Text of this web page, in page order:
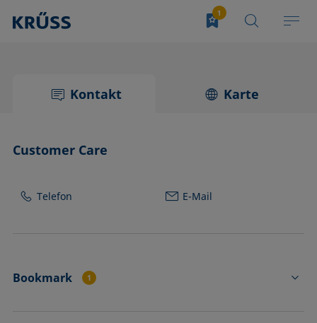
Kontakt Karte
Customer Care
Telefon E-Mail
Bookmark 1